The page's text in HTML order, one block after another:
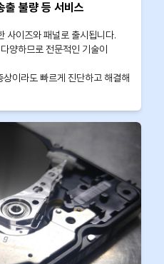
출 불량 등 서비스
사이즈와 패널로 출시됩니다.
양하므로 전문적인 기술이
이라도 빠르게 진단하고 해결해